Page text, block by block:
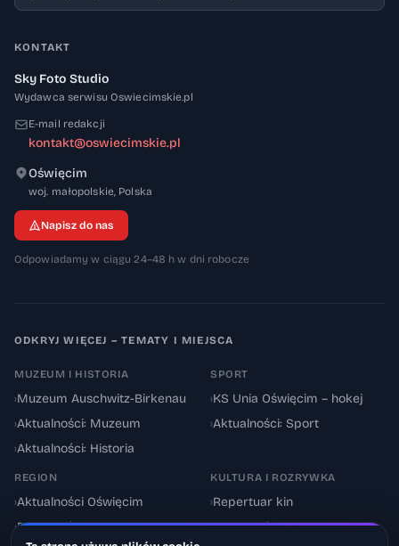
KONTAKT
Sky Foto Studio
Wydawca serwisu Oswiecimskie.pl
E-mail redakcji
kontakt@oswiecimskie.pl
Oświęcim
woj. małopolskie, 32-600
Polska
Napisz do nas
Odpowiadamy w ciągu 24–48 h w dni robocze
ODKRYJ WIĘCEJ – TEMATY I MIEJSCA
MUZEUM I HISTORIA
›Muzeum Auschwitz-Birkenau
›Aktualności: Muzeum
›Aktualności: Historia
SPORT
›KS Unia Oświęcim – hokej
›Aktualności: Sport
REGION
›Aktualności Oświęcim
›Powiat oświęcimski
KULTURA I ROZRYWKA
›Repertuar kin
›Aktualności: Kultura